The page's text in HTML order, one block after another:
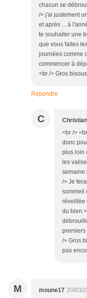
chacun se
/> j'ai justement
et après ... à
te souhaiter une
que vous faites
journées comme
commencer à
<br /> Gros
Répondre
C
<br />
donc
plus loin
les
semaine
/> Je
sommeil
réveillée
du
premiers
/> Gros
pas
M moune17 20/03/